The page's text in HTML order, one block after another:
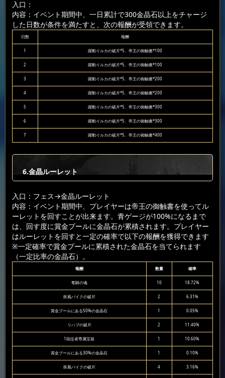
入口：
内容：イベント期間中、一日累計で300金晶石以上をチャージ
した日数が条件を満たすと、次の報酬が受領できます。
日数 報酬
1 躍動イルカの破片*5、帝王の御触書*100
2 躍動イルカの破片*5、帝王の御触書*100
3 躍動イルカの破片*5、帝王の御触書*200
4 躍動イルカの破片*5、帝王の御触書*200
5 躍動イルカの破片*5、帝王の御触書*300
6 躍動イルカの破片*5、帝王の御触書*300
7 躍動イルカの破片*5、帝王の御触書*400
6.金晶ルーレット
入口：フェス→金晶ルーレット
内容：イベント期間中、プレイヤーは帝王の御触書を使ってル
ーレットを回すことが出来ます。青ゲージが100%になるまで
は、回す度に賞金プールに金晶石が累積されます。プレイヤー
はルーレットを回すと一定の確率で以下の報酬を獲得できます
※一定確率で賞金プールに累積された金晶石を当てられます
（一定比率の金晶石）。
報酬 数量 確率
竜騎の魂 10 18.72%
疾風バイクの破片 2 6.31%
賞金プールにある50%の金晶石 1 0.05%
リハブの破片 2 11.40%
1段従者専属宝箱 1 10.60%
賞金プールにある30%の金晶石 1 0.10%
疾風バイクの破片 4 3.16%